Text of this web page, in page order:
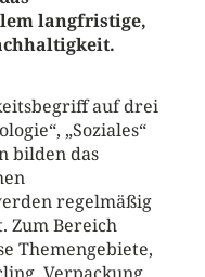
langfristige,
auf drei
„Soziales“
bilden das
regelmäßig
Zum Bereich
Themengebiete,